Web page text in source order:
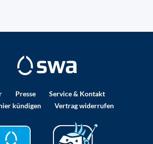
Presse
Service & Kontakt
kündigen
Vertrag widerrufen